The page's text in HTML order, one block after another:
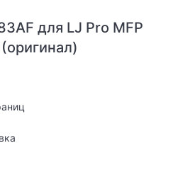
для LJ Pro MFP